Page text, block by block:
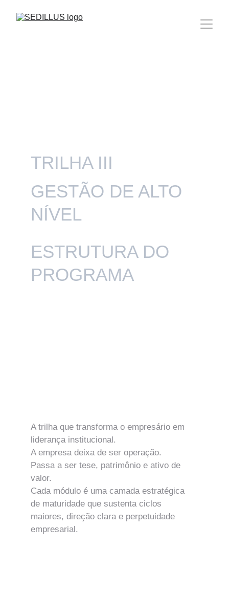
TRILHA III
GESTÃO DE ALTO
NÍVEL
ESTRUTURA DO
PROGRAMA
A trilha que transforma o empresário em
liderança institucional.
A empresa deixa de ser operação.
Passa a ser tese, patrimônio e ativo de
valor.
Cada módulo é uma camada estratégica
de maturidade que sustenta ciclos
maiores, direção clara e perpetuidade
empresarial.